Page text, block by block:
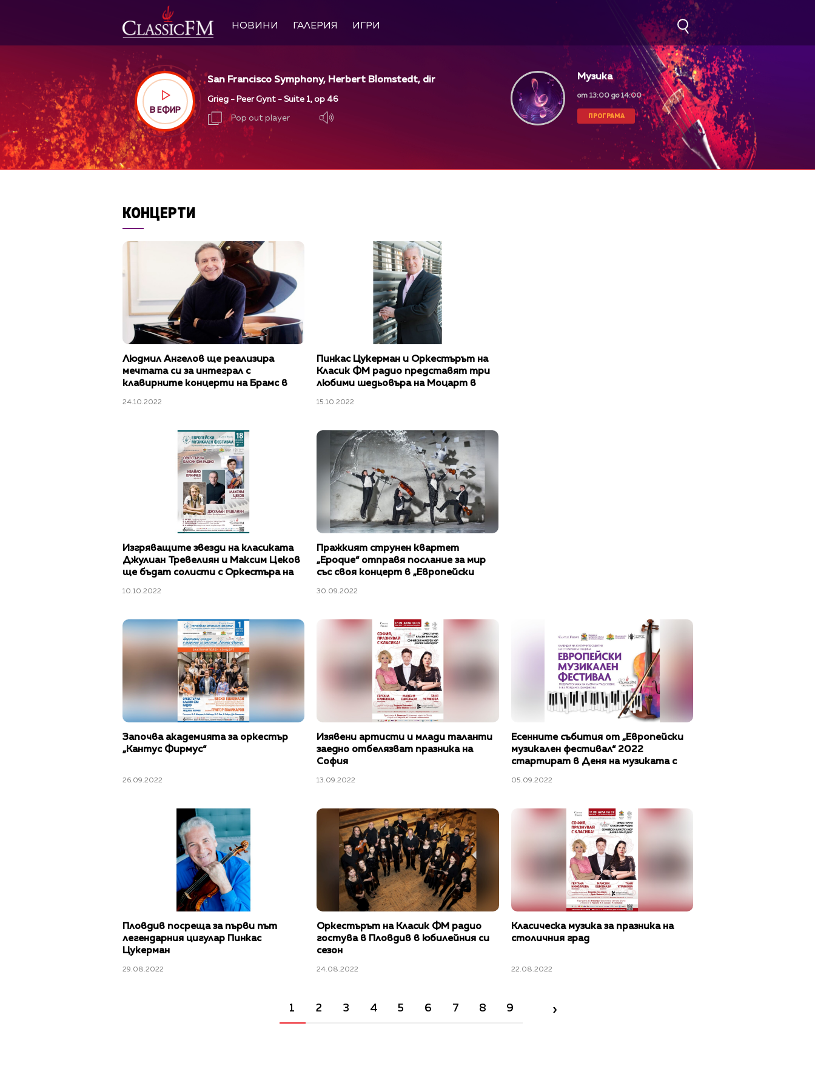
НОВИНИ ГАЛЕРИЯ ИГРИ
В ЕФИР
San Francisco Symphony, Herbert Blomstedt, dir
Grieg - Peer Gynt - Suite 1, op 46
Pop out player
Музика
от 13:00 до 14:00
ПРОГРАМА
КОНЦЕРТИ
Людмил Ангелов ще реализира
мечтата си за интеграл с
клавирните концерти на Брамс в
24.10.2022
Пинкас Цукерман и Оркестърът на
Класик ФМ радио представят три
любими шедьовъра на Моцарт в
15.10.2022
Изгряващите звезди на класиката
Джулиан Тревелиян и Максим Цеков
ще бъдат солисти с Оркестъра на
10.10.2022
Пражкият струнен квартет
„Epoque“ отправя послание за мир
със своя концерт в „Европейски
30.09.2022
Започва академията за оркестър
„Кантус Фирмус“
26.09.2022
Изявени артисти и млади таланти
заедно отбелязват празника на
София
13.09.2022
Есенните събития от „Европейски
музикален фестивал“ 2022
стартират в Деня на музиката с
05.09.2022
Пловдив посреща за първи път
легендарния цигулар Пинкас
Цукерман
29.08.2022
Оркестърът на Класик ФМ радио
гостува в Пловдив в юбилейния си
сезон
24.08.2022
Класическа музика за празника на
столичния град
22.08.2022
1 2 3 4 5 6 7 8 9 ›